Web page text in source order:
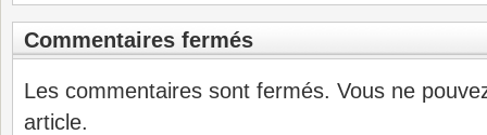
Commentaires fermés
Les commentaires sont fermés. Vous ne
article.